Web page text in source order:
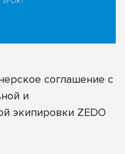
соглашение с
и
экипировки ZEDO